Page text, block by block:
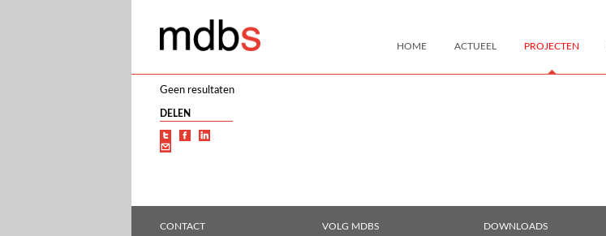
HOME ACTUEEL PROJECTEN
Geen resultaten
DELEN
CONTACT VOLG MDBS DOWNLOADS